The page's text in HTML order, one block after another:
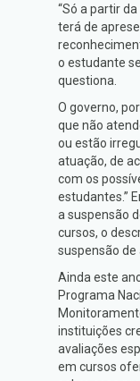
“Só a partir
terá de
o estudante
questiona.
O governo,
que não
ou estão
atuação, de
com os
estudantes.”
a suspensão
cursos, o
suspensão de
Ainda este
Programa
instituições
avaliações
em cursos